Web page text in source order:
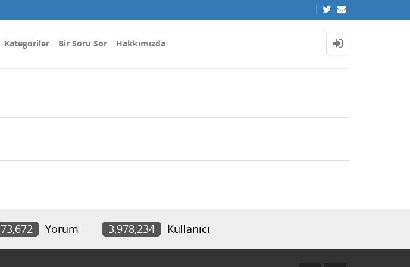
Kategoriler Bir Soru Sor Hakkımızda
73,672 Yorum 3,978,234 Kullanıcı